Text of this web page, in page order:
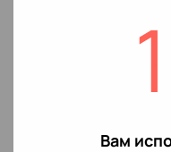
Вам
Адресная
Доставка
заказ на месте.